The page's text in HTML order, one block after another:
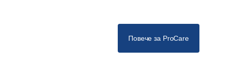
Повече за ProCare